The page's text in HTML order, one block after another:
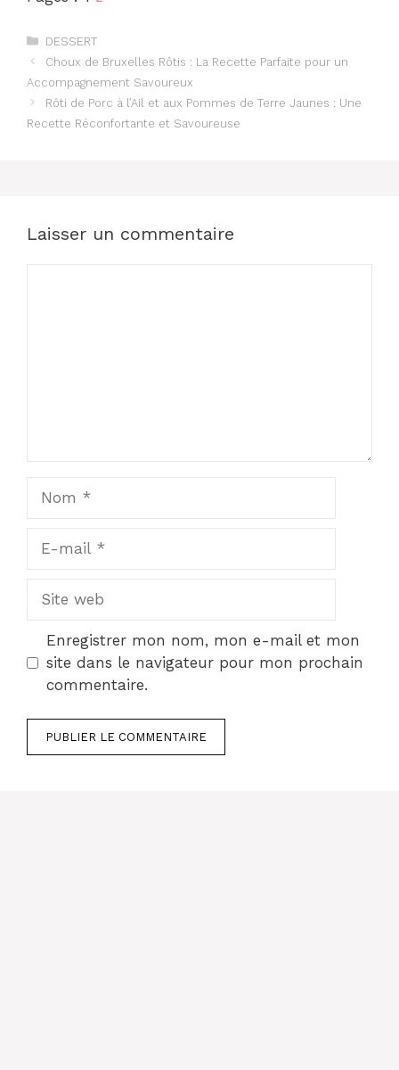
Catégories
DESSERT
Choux de Bruxelles Rôtis : La Recette Parfaite pour un
Accompagnement Savoureux
Rôti de Porc à l’Ail et aux Pommes de Terre Jaunes : Une
Recette Réconfortante et Savoureuse
Laisser un commentaire
mail
web
Enregistrer mon nom, mon e-mail et mon
site dans le navigateur pour mon prochain
commentaire.